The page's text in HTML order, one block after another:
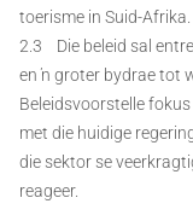
toerisme in Suid-Afrika.
2.3 Die beleid sal
en ŉ groter bydrae tot
Beleidsvoorstelle
met die huidige
die sektor se
reageer.